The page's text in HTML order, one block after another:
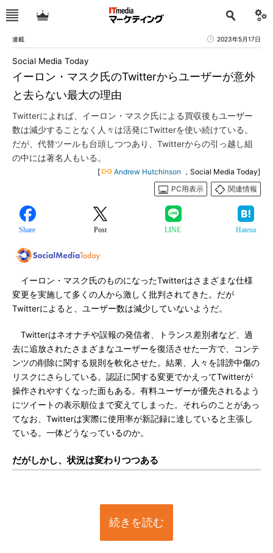
連載 2023年5月17日
イーロン・マスク氏のTwitterからユーザーが意外
と去らない最大の理由
Social Media Today
Twitterによれば、イーロン・マスク氏による買収後もユーザー
数は減少することなく人々は活発にTwitterを使い続けている。
だが、代替ツールも台頭しつつあり、Twitterからの引っ越し組
の中には著名人もいる。
[ Andrew Hutchinson ，Social Media Today]
PC用表示
関連情報
Share Post LINE Hatena
イーロン・マスク氏のものになったTwitterはさまざまな仕様
変更を実施して多くの人から激しく批判されてきた。だが
Twitterによると、ユーザー数は減少していないようだ。
Twitterはネオナチや誤報の発信者、トランス差別者など、過
去に追放されたさまざまなユーザーを復活させた一方で、コンテ
ンツの削除に関する規則を軟化させた。結果、人々を誹謗中傷の
リスクにさらしている。認証に関する変更でかえってTwitterが
操作されやすくなった面もある。有料ユーザーが優先されるよう
にツイートの表示順位まで変えてしまった。それらのことがあっ
てなお、Twitterは実際に使用率が新記録に達していると主張し
ている。一体どうなっているのか。
だがしかし、状況は変わりつつある
続きを読む